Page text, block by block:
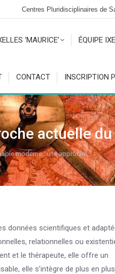
Centres Pluridisciplinaires de
‘MAURICE’ ÉQUIPE
CONTACT INSCRIPTION
actuelle
moderne : une approche…
données scientifiques et
relationnelles ou
et le thérapeute, elle offre un
elle s’intègre de plus en plus